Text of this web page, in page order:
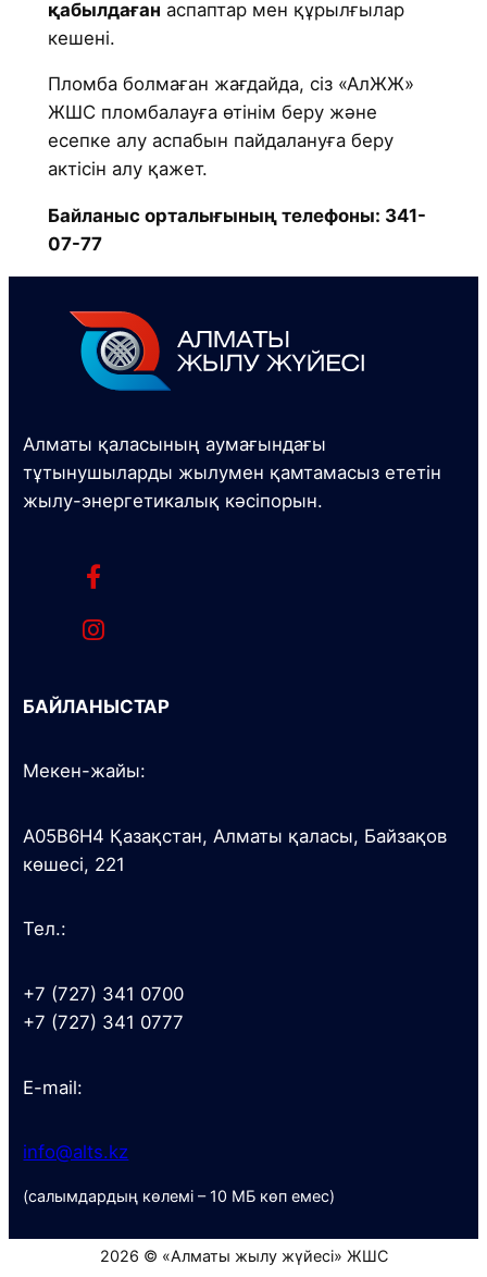
қабылдаған аспаптар мен құрылғылар
кешені.
Пломба болмаған жағдайда, сіз «АлЖЖ»
ЖШС пломбалауға өтінім беру және
есепке алу аспабын пайдалануға беру
актісін алу қажет.
Байланыс орталығының телефоны: 341-
07-77
Алматы қаласының аумағындағы
тұтынушыларды жылумен қамтамасыз ететін
жылу-энергетикалық кәсіпорын.
БАЙЛАНЫСТАР
Мекен-жайы:
A05B6H4 Қазақстан, Алматы қаласы, Байзақов
көшесі, 221
Тел.:
+7 (727) 341 0700
+7 (727) 341 0777
E-mail:
info@alts.kz
(салымдардың көлемі – 10 МБ көп емес)
2026 © «Алматы жылу жүйесі» ЖШС